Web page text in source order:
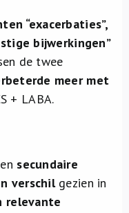
“exacerbaties”,
bijwerkingen”
de twee
meer met
+ LABA.
secundaire
verschilgezien in
relevante